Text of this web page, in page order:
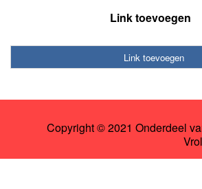
Link toevoegen
Link toevoegen
Copyright © 2021 Onderdeel